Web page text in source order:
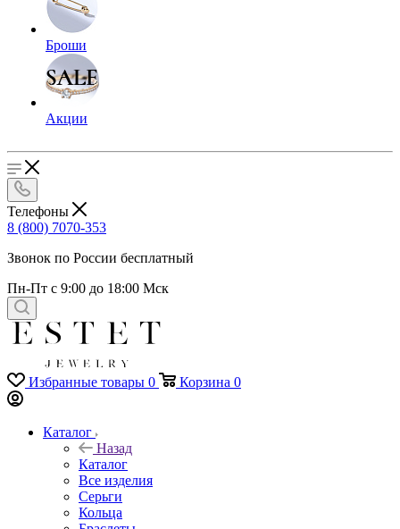
Броши
Акции
Телефоны
8 (800) 7070-353
Звонок по России бесплатный
Пн-Пт с 9:00 до 18:00 Мск
Избранные товары 0 Корзина 0
Каталог
Назад
Каталог
Все изделия
Серьги
Кольца